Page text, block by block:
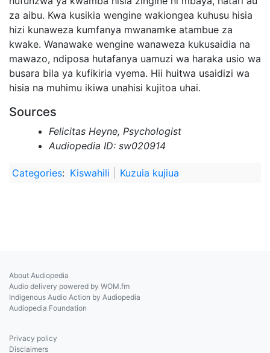
za aibu. Kwa kusikia wengine wakiongea kuhusu hisia
hizi kunaweza kumfanya mwanamke atambue za
kwake. Wanawake wengine wanaweza kukusaidia na
mawazo, ndiposa hutafanya uamuzi wa haraka usio wa
busara bila ya kufikiria vyema. Hii huitwa usaidizi wa
hisia na muhimu ikiwa unahisi kujitoa uhai.
Sources
Felicitas Heyne, Psychologist
Audiopedia ID: sw020914
Categories: Kiswahili Kuzuia kujiua
About Audiopedia
Audio delivery powered by WOM.fm
Indigenous Audio Action by Audiopedia
Audiopedia Foundation
Privacy policy
Disclaimers